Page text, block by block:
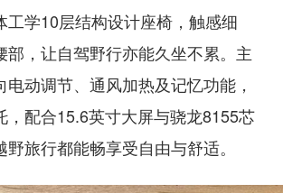
工学10层结构设计座椅，触感细
部，让自驾野行亦能久坐不累。主
动调节、通风加热及记忆功能，
，配合15.6英寸大屏与骁龙8155芯
旅行都能畅享受自由与舒适。